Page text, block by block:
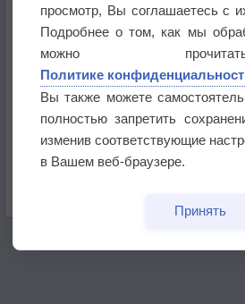
Приложение построит
Атмосфера начала
В Приморье обнаружены
Изменение климата
просмотр, Вы соглашаетесь с
Подробнее о том, как мы
можно
Политике
Вы также можете
полностью запретить
изменив соответствующие
в Вашем веб-браузере.
Принять